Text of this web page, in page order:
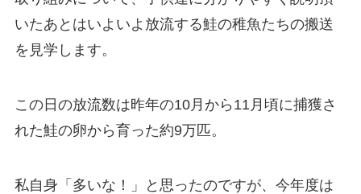
いたあとはいよいよ放流する鮭の稚魚たちの搬送
を見学します。
この日の放流数は昨年の10月から11月頃に捕獲さ
れた鮭の卵から育った約9万匹。
私自身「多いな！」と思ったのですが、今年度は